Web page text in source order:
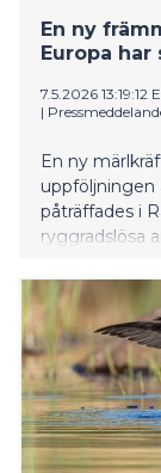
En ny
Europa
7.5.2026 13:19:12
|
En ny
uppföljningen
påträffades i
ryggradslösa
av kräftdjur
sprids inte
fritidsbåtar.